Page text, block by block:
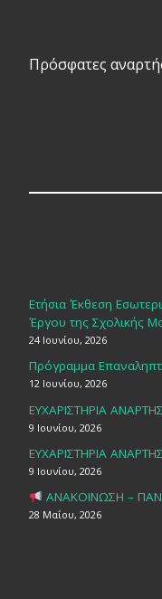
Πρόσφατες
Ετήσια Έκθεση
Έργου της Σχολικής
24 Ιουνίου, 2026
Πρόγραμμα
12 Ιουνίου, 2026
ΕΥΧΑΡΙΣΤΗΡΙΑ
9 Ιουνίου, 2026
ΕΥΧΑΡΙΣΤΗΡΙΑ
9 Ιουνίου, 2026
ΑΝΑΚΟΙΝΩΣΗ –
28 Μαΐου, 2026